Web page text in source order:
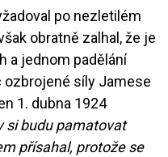
po nezletilém
obratně zalhal, že je
a jednom padělání
ozbrojené síly Jamese
1. dubna 1924
si budu pamatovat
přísahal, protože se